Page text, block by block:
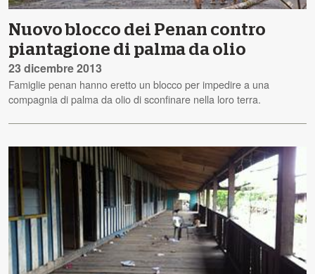
Nuovo blocco dei Penan contro
piantagione di palma da olio
23 dicembre 2013
Famiglie penan hanno eretto un blocco per impedire a una
compagnia di palma da olio di sconfinare nella loro terra.